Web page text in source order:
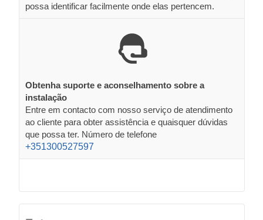
possa identificar facilmente onde elas pertencem.
Obtenha suporte e aconselhamento sobre a
instalação
Entre em contacto com nosso serviço de atendimento
ao cliente para obter assistência e quaisquer dúvidas
que possa ter. Número de telefone
+351300527597